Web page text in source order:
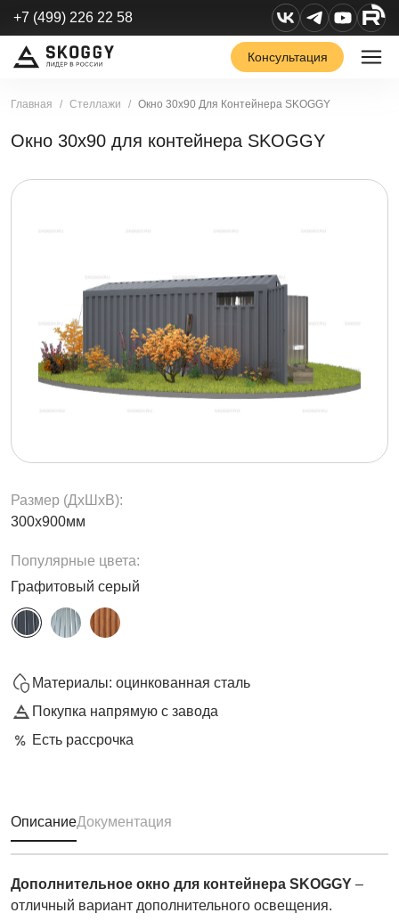
+7 (499) 226 22 58
Консультация
Главная Стеллажи Окно 30х90 Для Контейнера SKOGGY
Окно 30х90 для контейнера SKOGGY
Размер (ДxШxВ):
300х900мм
Популярные цвета:
Графитовый серый
Материалы: оцинкованная сталь
Покупка напрямую с завода
Есть рассрочка
ОписаниеДокументация
Дополнительное окно для контейнера SKOGGY –
отличный вариант дополнительного освещения.